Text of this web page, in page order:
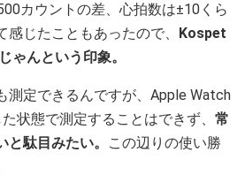
カウントの差、心拍数は±10くら
じたこともあったので、
Kospet
ゃんという印象。
測定できるんですが、Apple Watch
状態で測定することはできず、常
駄目みたい。 この辺りの使い勝